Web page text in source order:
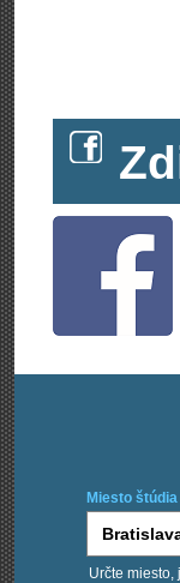
Miesto štúdia
Určte miesto,